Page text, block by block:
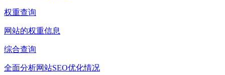
权重查询
网站的权重信息
综合查询
全面分析网站SEO优化情况